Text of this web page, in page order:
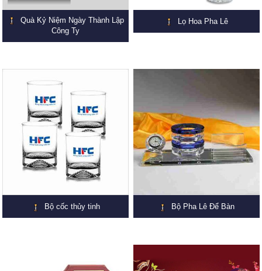
Quà Kỷ Niệm Ngày Thành Lập
Công Ty
Lọ Hoa Pha Lê
Bộ cốc thủy tinh Bộ Pha Lê Để Bàn